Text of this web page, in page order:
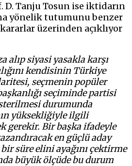
D. Tanju Tosun ise iktidarın
yönelik tutumunu benzer
üzerinden açıklıyor
alıp siyasi yasakla karşı
kendisinin Türkiye
seçmenin popüler
seçiminde partisi
durumunda
yüksekliğiyle ilgili
gerekir. Bir başka ifadeyle
en güçlü aday
süre elini ayağını çektirme
büyük ölçüde bu durum